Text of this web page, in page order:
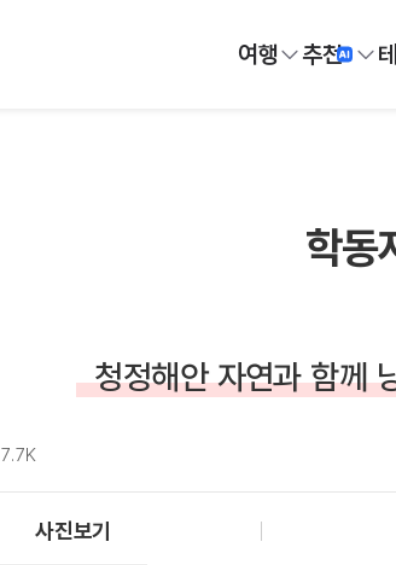
여행 추천
학동
청정해안 자연과 함께
7.7K
사진보기